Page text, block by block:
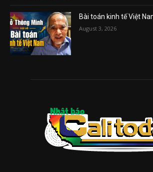
Bài toán kinh tế Việt
August 3, 2026